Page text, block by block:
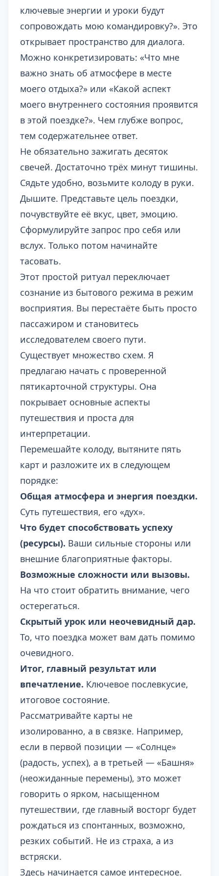
ключевые энергии и уроки будут
сопровождать мою командировку?». Это
открывает пространство для диалога.
Можно конкретизировать: «Что мне
важно знать об атмосфере в месте
моего отдыха?» или «Какой аспект
моего внутреннего состояния проявится
в этой поездке?». Чем глубже вопрос,
тем содержательнее ответ.
Не обязательно зажигать десяток
свечей. Достаточно трёх минут тишины.
Сядьте удобно, возьмите колоду в руки.
Дышите. Представьте цель поездки,
почувствуйте её вкус, цвет, эмоцию.
Сформулируйте запрос про себя или
вслух. Только потом начинайте
тасовать.
Этот простой ритуал переключает
сознание из бытового режима в режим
восприятия. Вы перестаёте быть просто
пассажиром и становитесь
исследователем своего пути.
Существует множество схем. Я
предлагаю начать с проверенной
пятикарточной структуры. Она
покрывает основные аспекты
путешествия и проста для
интерпретации.
Перемешайте колоду, вытяните пять
карт и разложите их в следующем
порядке:
Общая атмосфера и энергия поездки.
Суть путешествия, его «дух».
Что будет способствовать успеху
(ресурсы). Ваши сильные стороны или
внешние благоприятные факторы.
Возможные сложности или вызовы.
На что стоит обратить внимание, чего
остерегаться.
Скрытый урок или неочевидный дар.
То, что поездка может вам дать помимо
очевидного.
Итог, главный результат или
впечатление. Ключевое послевкусие,
итоговое состояние.
Рассматривайте карты не
изолированно, а в связке. Например,
если в первой позиции — «Солнце»
(радость, успех), а в третьей — «Башня»
(неожиданные перемены), это может
говорить о ярком, насыщенном
путешествии, где главный восторг будет
рождаться из спонтанных, возможно,
резких событий. Не из страха, а из
встряски.
Здесь начинается самое интересное.